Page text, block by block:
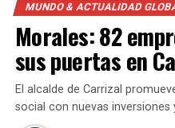
MUNDO & ACTUALIDAD
Morales: 82
sus puertas en
El alcalde de Carrizal
social con nuevas